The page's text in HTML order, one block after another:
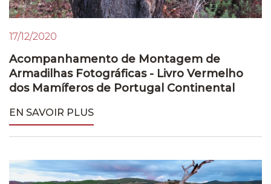
17/12/2020
Acompanhamento de Montagem de
Armadilhas Fotográficas - Livro Vermelho
dos Mamíferos de Portugal Continental
EN SAVOIR PLUS